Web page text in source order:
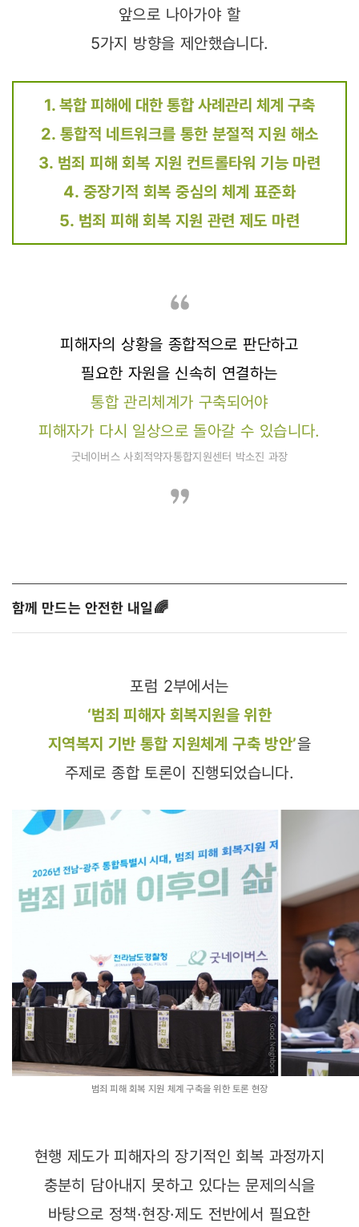
앞으로 나아가야 할
5가지 방향을 제안했습니다.
1. 복합 피해에 대한 통합 사례관리 체계 구축
2. 통합적 네트워크를 통한 분절적 지원 해소
3. 범죄 피해 회복 지원 컨트롤타워 기능 마련
4. 중장기적 회복 중심의 체계 표준화
5. 범죄 피해 회복 지원 관련 제도 마련
피해자의 상황을 종합적으로 판단하고
필요한 자원을 신속히 연결하는
통합 관리체계가 구축되어야
피해자가 다시 일상으로 돌아갈 수 있습니다.
굿네이버스 사회적약자통합지원센터 박소진 과장
함께 만드는 안전한 내일 🌈
포럼 2부에서는
‘범죄 피해자 회복지원을 위한
지역복지 기반 통합 지원체계 구축 방안’을
주제로 종합 토론이 진행되었습니다.
범죄 피해 회복 지원 체계 구축을 위한 토론 현장
현행 제도가 피해자의 장기적인 회복 과정까지
충분히 담아내지 못하고 있다는 문제의식을
바탕으로 정책·현장·제도 전반에서 필요한